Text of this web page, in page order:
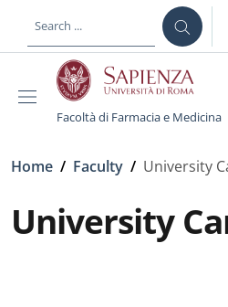
Facoltà di Farmacia e Medicina
Breadcrumb
Home / Faculty / University
University